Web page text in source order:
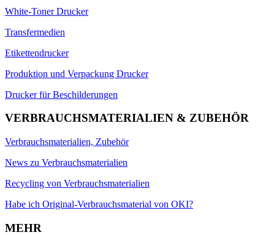
White-Toner Drucker
Transfermedien
Etikettendrucker
Produktion und Verpackung Drucker
Drucker für Beschilderungen
VERBRAUCHSMATERIALIEN & ZUBEHÖR
Verbrauchsmaterialien, Zubehör
News zu Verbrauchsmaterialien
Recycling von Verbrauchsmaterialien
Habe ich Original-Verbrauchsmaterial von OKI?
MEHR